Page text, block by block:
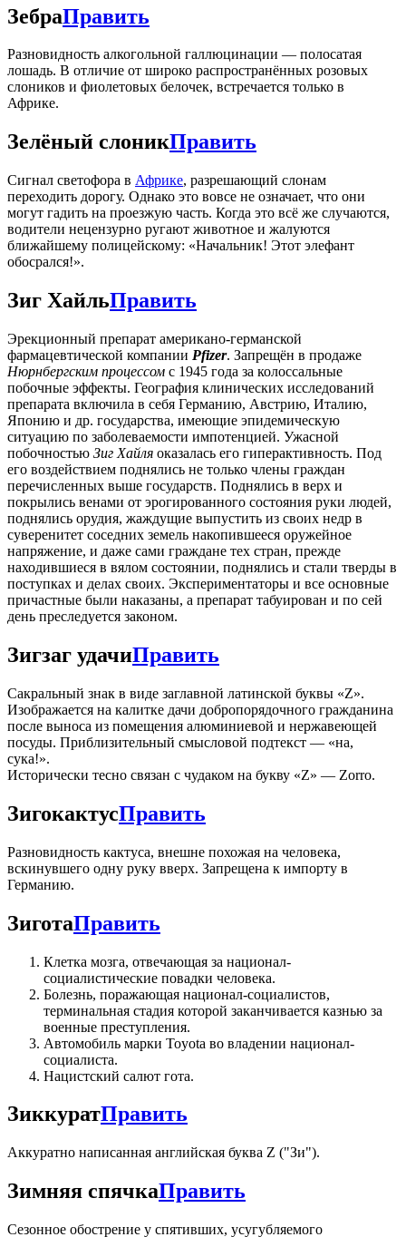
ЗебраПравить
Разновидность алкогольной галлюцинации — полосатая
лошадь. В отличие от широко распространённых розовых
слоников и фиолетовых белочек, встречается только в
Африке.
Зелёный слоникПравить
Сигнал светофора в Африке, разрешающий слонам
переходить дорогу. Однако это вовсе не означает, что они
могут гадить на проезжую часть. Когда это всё же случаются,
водители нецензурно ругают животное и жалуются
ближайшему полицейскому: «Начальник! Этот элефант
обосрался!».
Зиг ХайльПравить
Эрекционный препарат американо-германской
фармацевтической компании Pfizer. Запрещён в продаже
Нюрнбергским процессом с 1945 года за колоссальные
побочные эффекты. География клинических исследований
препарата включила в себя Германию, Австрию, Италию,
Японию и др. государства, имеющие эпидемическую
ситуацию по заболеваемости импотенцией. Ужасной
побочностью Зиг Хайля оказалась его гиперактивность. Под
его воздействием поднялись не только члены граждан
перечисленных выше государств. Поднялись в верх и
покрылись венами от эрогированного состояния руки людей,
поднялись орудия, жаждущие выпустить из своих недр в
суверенитет соседних земель накопившееся оружейное
напряжение, и даже сами граждане тех стран, прежде
находившиеся в вялом состоянии, поднялись и стали тверды в
поступках и делах своих. Экспериментаторы и все основные
причастные были наказаны, а препарат табуирован и по сей
день преследуется законом.
Зигзаг удачиПравить
Сакральный знак в виде заглавной латинской буквы «Z».
Изображается на калитке дачи добропорядочного гражданина
после выноса из помещения алюминиевой и нержавеющей
посуды. Приблизительный смысловой подтекст — «на,
сука!».
Исторически тесно связан с чудаком на букву «Z» — Zorro.
ЗигокактусПравить
Разновидность кактуса, внешне похожая на человека,
вскинувшего одну руку вверх. Запрещена к импорту в
Германию.
ЗиготаПравить
Клетка мозга, отвечающая за национал-
социалистические повадки человека.
Болезнь, поражающая национал-социалистов,
терминальная стадия которой заканчивается казнью за
военные преступления.
Автомобиль марки Toyota во владении национал-
социалиста.
Нацистский салют гота.
ЗиккуратПравить
Аккуратно написанная английская буква Z ("Зи").
Зимняя спячкаПравить
Сезонное обострение у спятивших, усугубляемого